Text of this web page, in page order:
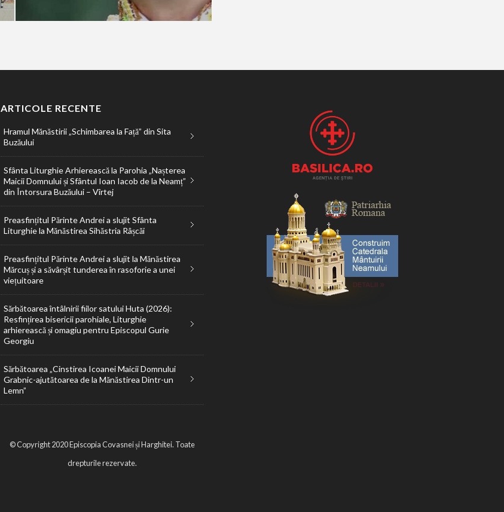
ARTICOLE RECENTE
Hramul Mănăstirii „Schimbarea la Față” din Sita
Buzăului
Sfânta Liturghie Arhierească la Parohia „Nașterea
Maicii Domnului și Sfântul Ioan Iacob de la Neamț”
din Întorsura Buzăului – Vîrtej
Preasfințitul Părinte Andrei a slujit Sfânta
Liturghie la Mănăstirea Sihăstria Râșcăi
Preasfințitul Părinte Andrei a slujit la Mănăstirea
Mărcuș și a săvârșit tunderea în rasoforie a unei
viețuitoare
Sărbătoarea întâlnirii fiilor satului Huta (2026):
Resfințirea bisericii parohiale, Liturghie
arhierească și omagiu pentru Episcopul Gurie
Georgiu
Sărbătoarea „Cinstirea Icoanei Maicii Domnului
Grabnic-ajutătoarea de la Mănăstirea Dintr-un
Lemn”
© Copyright 2020 Episcopia Covasnei și Harghitei. Toate
drepturile rezervate.